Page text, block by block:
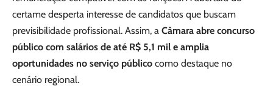
certame desperta interesse de candidatos que buscam
previsibilidade profissional. Assim, a Câmara abre concurso
público com salários de até R$ 5,1 mil e amplia
oportunidades no serviço público como destaque no
cenário regional.